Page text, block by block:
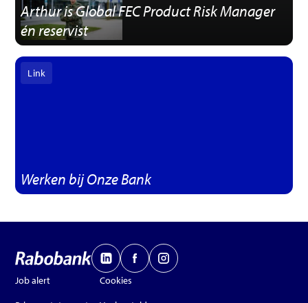
Arthur is Global FEC Product Risk Manager
én reservist
Link
Werken bij Onze Bank
Job alert
Cookies